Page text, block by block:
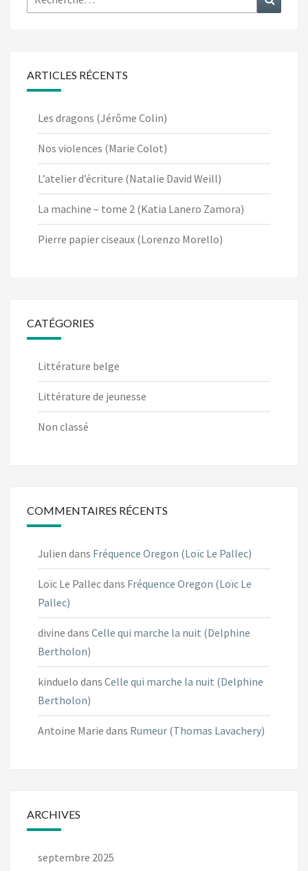
ARTICLES RÉCENTS
Les dragons (Jérôme Colin)
Nos violences (Marie Colot)
L’atelier d’écriture (Natalie David Weill)
La machine – tome 2 (Katia Lanero Zamora)
Pierre papier ciseaux (Lorenzo Morello)
CATÉGORIES
Littérature belge
Littérature de jeunesse
Non classé
COMMENTAIRES RÉCENTS
Julien dans Fréquence Oregon (Loïc Le Pallec)
Loïc Le Pallecdans Fréquence Oregon (Loïc Le
Pallec)
divine dans Celle qui marche la nuit (Delphine
Bertholon)
kinduelo dans Celle qui marche la nuit (Delphine
Bertholon)
Antoine Marie dans Rumeur (Thomas Lavachery)
ARCHIVES
septembre 2025